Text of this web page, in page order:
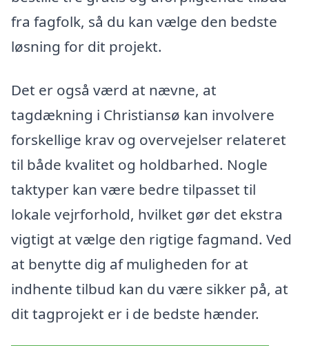
fra fagfolk, så du kan vælge den bedste
løsning for dit projekt.
Det er også værd at nævne, at
tagdækning i Christiansø kan involvere
forskellige krav og overvejelser relateret
til både kvalitet og holdbarhed. Nogle
taktyper kan være bedre tilpasset til
lokale vejrforhold, hvilket gør det ekstra
vigtigt at vælge den rigtige fagmand. Ved
at benytte dig af muligheden for at
indhente tilbud kan du være sikker på, at
dit tagprojekt er i de bedste hænder.